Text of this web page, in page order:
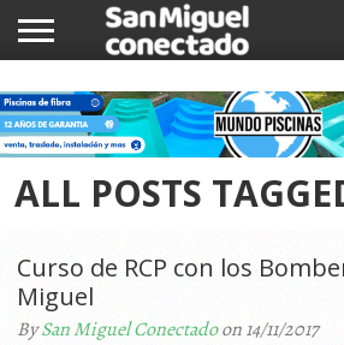
NOTICIAS
COMUNIDAD
COMERCIOS
ALL POSTS
Curso de RCP con los
Miguel
BySan Miguel Conectadoon 14/11/2017